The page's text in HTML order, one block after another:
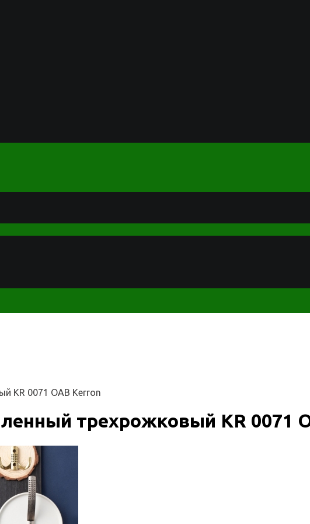
KR 0071 OAB Kerron
трехрожковый KR 0071